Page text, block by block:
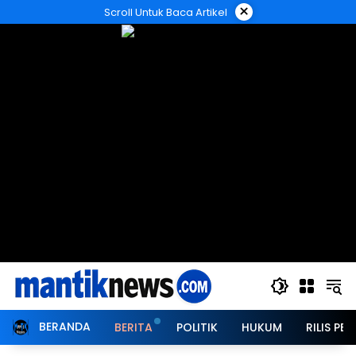
ke
Scroll Untuk Baca Artikel ×
BERANDA BERITA POLITIK HUKUM RILIS